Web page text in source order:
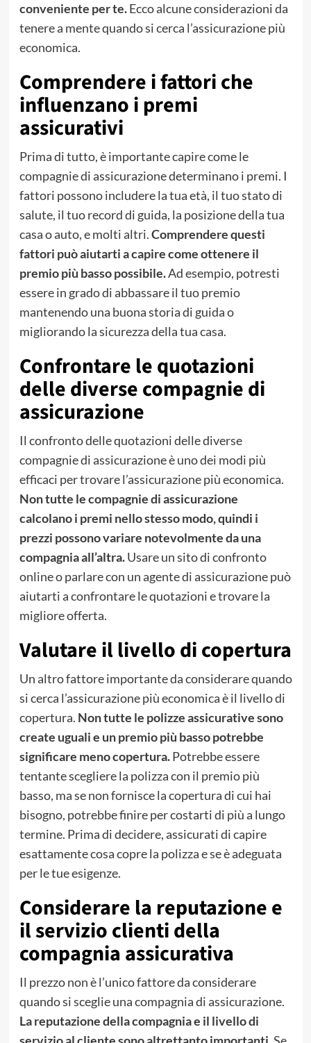
conveniente per te.Ecco alcune considerazioni da
tenere a mente quando si cerca l’assicurazione più
economica.
Comprendere i fattori che
influenzano i premi
assicurativi
Prima di tutto, è importante capire come le
compagnie di assicurazione determinano i premi. I
fattori possono includere la tua età, il tuo stato di
salute, il tuo record di guida, la posizione della tua
casa o auto, e molti altri.Comprendere questi
fattori può aiutarti a capire come ottenere il
premio più basso possibile.Ad esempio, potresti
essere in grado di abbassare il tuo premio
mantenendo una buona storia di guida o
migliorando la sicurezza della tua casa.
Confrontare le quotazioni
delle diverse compagnie di
assicurazione
Il confronto delle quotazioni delle diverse
compagnie di assicurazione è uno dei modi più
efficaci per trovare l’assicurazione più economica.
Non tutte le compagnie di assicurazione
calcolano i premi nello stesso modo, quindi i
prezzi possono variare notevolmente da una
compagnia all’altra.Usare un sito di confronto
online o parlare con un agente di assicurazione può
aiutarti a confrontare le quotazioni e trovare la
migliore offerta.
Valutare il livello di copertura
Un altro fattore importante da considerare quando
si cerca l’assicurazione più economica è il livello di
copertura. Non tutte le polizze assicurative sono
create uguali e un premio più basso potrebbe
significare meno copertura.Potrebbe essere
tentante scegliere la polizza con il premio più
basso, ma se non fornisce la copertura di cui hai
bisogno, potrebbe finire per costarti di più a lungo
termine. Prima di decidere, assicurati di capire
esattamente cosa copre la polizza e se è adeguata
per le tue esigenze.
Considerare la reputazione e
il servizio clienti della
compagnia assicurativa
Il prezzo non è l’unico fattore da considerare
quando si sceglie una compagnia di assicurazione.
La reputazione della compagnia e il livello di